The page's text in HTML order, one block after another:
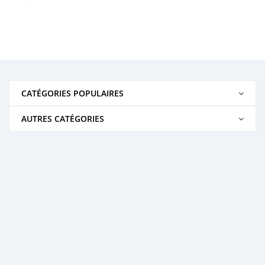
CATÉGORIES POPULAIRES
AUTRES CATÉGORIES